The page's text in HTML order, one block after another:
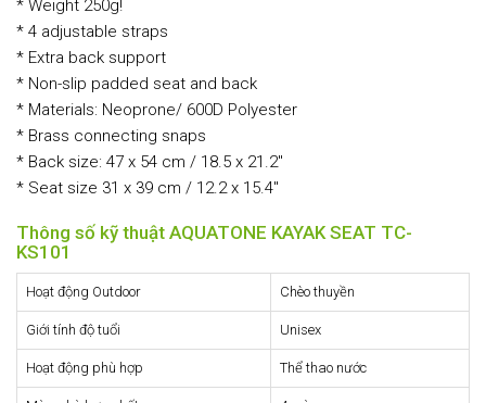
* Weight 250g!
* 4 adjustable straps
* Extra back support
* Non-slip padded seat and back
* Materials: Neoprone/ 600D Polyester
* Brass connecting snaps
* Back size: 47 x 54 cm / 18.5 x 21.2"
* Seat size 31 x 39 cm / 12.2 x 15.4"
Thông số kỹ thuật AQUATONE KAYAK SEAT TC-
KS101
Hoạt động Outdoor Chèo thuyền
Giới tính độ tuổi Unisex
Hoạt động phù hợp Thể thao nước